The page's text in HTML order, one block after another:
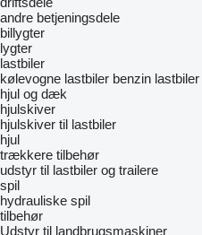
andre betjeningsdele
billygter
lygter
lastbiler
kølevogne lastbiler benzin lastbiler
hjul og dæk
hjulskiver
hjulskiver til lastbiler
hjul
trækkere tilbehør
udstyr til lastbiler og trailere
spil
hydrauliske spil
tilbehør
Udstyr til landbrugsmaskiner